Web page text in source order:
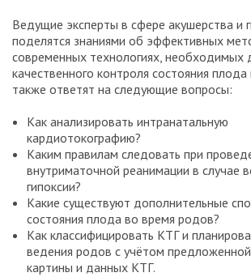
Ведущие эксперты в сфере акушерства и
поделятся знаниями об эффективных
современных технологиях, необходимых
качественного контроля состояния
также ответят на следующие вопросы:
Как анализировать интранатальную
кардиотокографию?
Каким правилам следовать при
внутриматочной реанимации в случае
гипоксии?
Какие существуют дополнительные
состояния плода во время родов?
Как классифицировать КТГ и
ведения родов с учётом предложенной
картины и данных КТГ.